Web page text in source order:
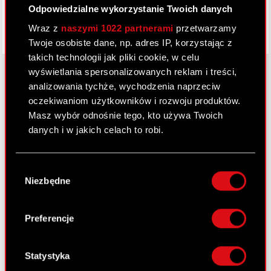
Odpowiedzialne wykorzystanie Twoich danych
Wraz z naszymi 1022 partnerami przetwarzamy
Twoje osobiste dane, np. adres IP, korzystając z
takich technologii jak pliki cookie, w celu
wyświetlania spersonalizowanych reklam i treści,
analizowania tychże, wychodzenia naprzeciw
oczekiwaniom użytkowników i rozwoju produktów.
Masz wybór odnośnie tego, kto używa Twoich
danych i w jakich celach to robi.
Gromadzić dane dotyczące Twojej
lokalizacji geograficznej z dokładnością nawet
Identyfikować Twoje urządzenie, aktywnie
analizując charakteryzującego je zbiory
palca)
zgody
Niezbędne
Preferencje
Statystyka
O CD PROJEKT
Grupa Kapitałowa
Nasz biznes
Inwestorzy
Media